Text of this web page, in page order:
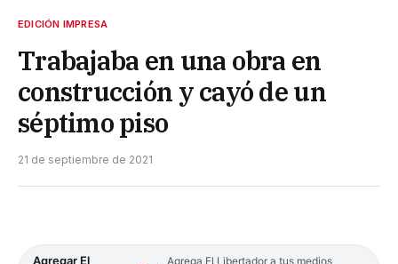
EDICIÓN IMPRESA
Trabajaba en una obra en
construcción y cayó de un
séptimo piso
21 de septiembre de 2021
Agregar El
Agrega El Libertador a tus medios